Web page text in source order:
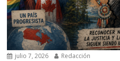
julio 7, 2026 Redacción